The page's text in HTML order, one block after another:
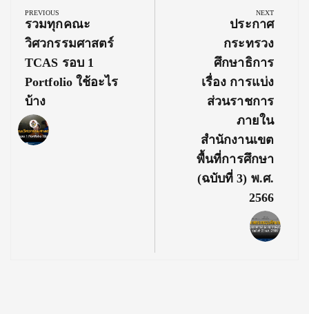
navigation
PREVIOUS
Previous
Post:
รวมทุกคณะ
วิศวกรรมศาสตร์
TCAS รอบ 1
Portfolio ใช้อะไร
บ้าง
NEXT
Next
Post:
ประกาศ
กระทรวง
ศึกษาธิการ
เรื่อง การแบ่ง
ส่วนราชการ
ภายใน
สำนักงานเขต
พื้นที่การศึกษา
(ฉบับที่ 3) พ.ศ.
2566